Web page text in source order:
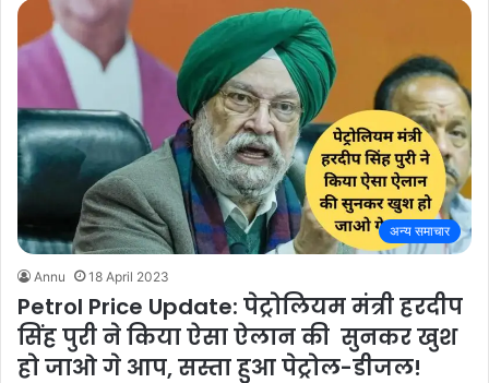
अन्य समाचार
Annu 18 April 2023
Petrol Price Update: पेट्रोलियम मंत्री हरदीप
सिंह पुरी ने किया ऐसा ऐलान की सुनकर खुश
हो जाओ गे आप, सस्ता हुआ पेट्रोल-डीजल!